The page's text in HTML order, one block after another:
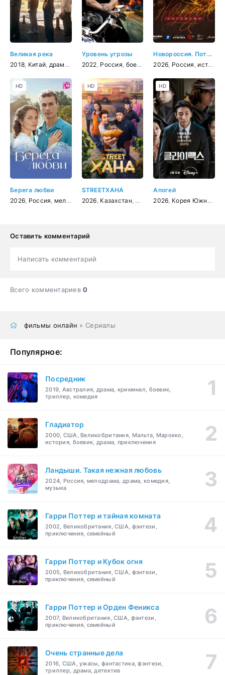
Великая река
2018 Китай драма , история
Уровень угрозы
2022 Россия боевик детектив,драма,
Новороссия. Потёмкин
2026 Россия история
Берега любви
2026 Россия мелодрама
HD
STREETХАНА
2026 Казахстан комедия
HD
Апогей
2026 Корея Южная
HD
Оставить комментарий
Написать комментарий
Всего комментариев0
фильмы онлайн » Сериалы
Популярное:
Посредник
2019, Австралия, драма, криминал, боевик,
триллер, комедия
Гладиатор
2000, США, Великобритания, Мальта, Марокко,
история, боевик, драма, приключения
Ландыши. Такая нежная любовь
2024, Россия, мелодрама, драма, комедия,
музыка
Гарри Поттер и тайная комната
2002, Великобритания, США, фэнтези,
приключения, семейный
Гарри Поттер и Кубок огня
2005, Великобритания, США, фэнтези,
приключения, семейный
Гарри Поттер и Орден Феникса
2007, Великобритания, США, фэнтези,
приключения, семейный
Очень странные дела
2016, США, ужасы, фантастика, фэнтези,
триллер, драма, детектив